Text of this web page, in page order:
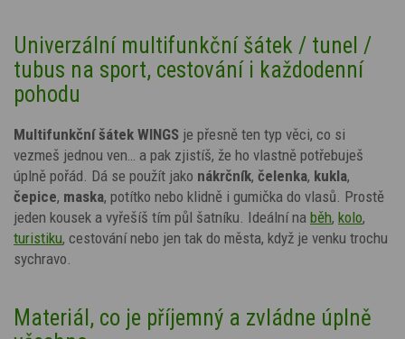
Univerzální multifunkční šátek / tunel /
tubus na sport, cestování i každodenní
pohodu
Multifunkční šátek WINGS je přesně ten typ věci, co si
vezmeš jednou ven… a pak zjistíš, že ho vlastně potřebuješ
úplně pořád. Dá se použít jako nákrčník, čelenka, kukla,
čepice, maska, potítko nebo klidně i gumička do vlasů. Prostě
jeden kousek a vyřešíš tím půl šatníku. Ideální na běh, kolo,
turistiku, cestování nebo jen tak do města, když je venku trochu
sychravo.
Materiál, co je příjemný a zvládne úplně